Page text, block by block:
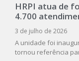
HRPI atua de
4.700
3 de julho de 2026
A unidade foi
tornou referência